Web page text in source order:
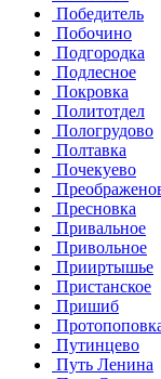
Победитель
Побочино
Подгородка
Подлесное
Покровка
Политотдел
Пологрудово
Полтавка
Почекуево
Пресновка
Привальное
Привольное
Прииртышье
Пристанское
Пришиб
Путинцево
Путь Ленина